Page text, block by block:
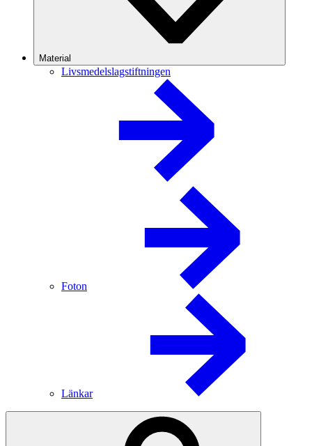
Material
Livsmedelslagstiftningen
Foton
Länkar